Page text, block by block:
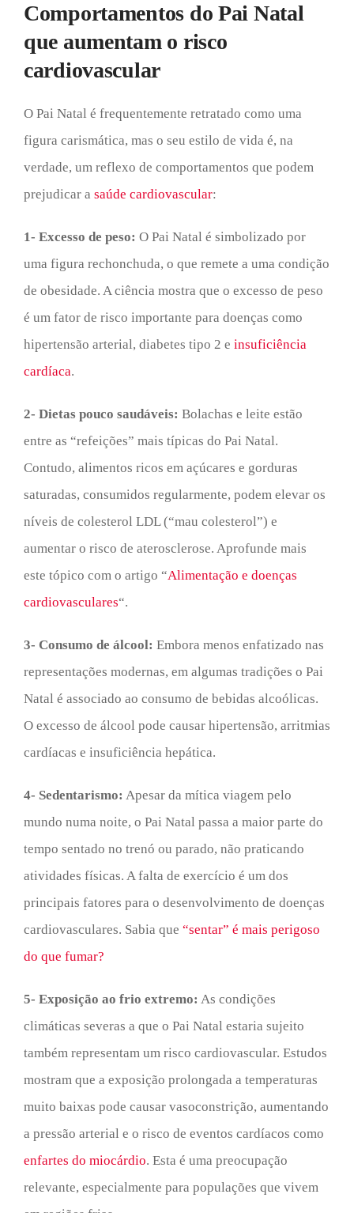
Comportamentos do Pai Natal
que aumentam o risco
cardiovascular
O Pai Natal é frequentemente retratado como uma
figura carismática, mas o seu estilo de vida é, na
verdade, um reflexo de comportamentos que podem
prejudicar a saúde cardiovascular:
1- Excesso de peso: O Pai Natal é simbolizado por
uma figura rechonchuda, o que remete a uma condição
de obesidade. A ciência mostra que o excesso de peso
é um fator de risco importante para doenças como
hipertensão arterial, diabetes tipo 2 e insuficiência
cardíaca.
2- Dietas pouco saudáveis: Bolachas e leite estão
entre as “refeições” mais típicas do Pai Natal.
Contudo, alimentos ricos em açúcares e gorduras
saturadas, consumidos regularmente, podem elevar os
níveis de colesterol LDL (“mau colesterol”) e
aumentar o risco de aterosclerose. Aprofunde mais
este tópico com o artigo “Alimentação e doenças
cardiovasculares“.
3- Consumo de álcool: Embora menos enfatizado nas
representações modernas, em algumas tradições o Pai
Natal é associado ao consumo de bebidas alcoólicas.
O excesso de álcool pode causar hipertensão, arritmias
cardíacas e insuficiência hepática.
4- Sedentarismo: Apesar da mítica viagem pelo
mundo numa noite, o Pai Natal passa a maior parte do
tempo sentado no trenó ou parado, não praticando
atividades físicas. A falta de exercício é um dos
principais fatores para o desenvolvimento de doenças
cardiovasculares. Sabia que “sentar” é mais perigoso
do que fumar?
5- Exposição ao frio extremo: As condições
climáticas severas a que o Pai Natal estaria sujeito
também representam um risco cardiovascular. Estudos
mostram que a exposição prolongada a temperaturas
muito baixas pode causar vasoconstrição, aumentando
a pressão arterial e o risco de eventos cardíacos como
enfartes do miocárdio. Esta é uma preocupação
relevante, especialmente para populações que vivem